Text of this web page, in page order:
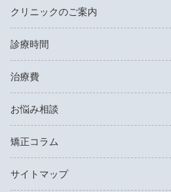
クリニックのご案内
診療時間
治療費
お悩み相談
矯正コラム
サイトマップ